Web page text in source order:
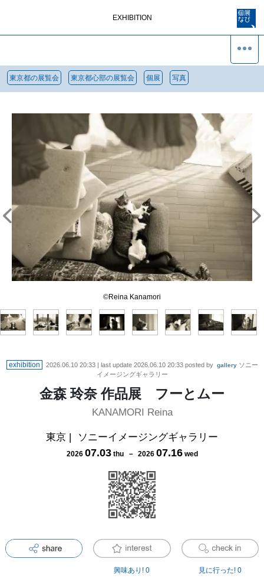
EXHIBITION
東京都の展覧会 東京都心部の展覧会 個展 写真
©Reina Kanamori
©Reina Kanamori
©Reina Kanamori
©Reina Kanamori
©Reina Kanamori
©Reina Kanamori
©Reina Kanamori
©Reina Kanamori
exhibition 2026.06.10 20:33| last update 2026.06.10 20:33posted by gallery ソニー
イメージングギャラリー
金森 玲奈 作品展 フーとムー
KANAMORI Reina
東京 | ソニーイメージングギャラリー
2026 07.03 thu－ 2026 07.16 wed
興味あり! 0 見に行った! 0